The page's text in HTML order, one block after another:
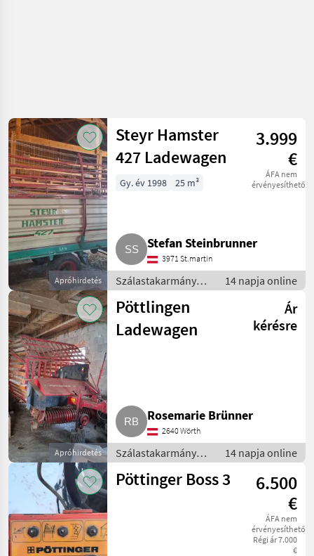
Apróhirdetés
Steyr Hamster
427 Ladewagen
3.999
€
ÁFA nem
érvényesíthető
Gy. év 1998 25 m³
Stefan Steinbrunner
3971 St.martin
Szálastakarmány
betakarítók /
Rendfelszedő
pótkocsi
14 napja online
Apróhirdetés
Pöttlingen
Ladewagen
Ár
kérésre
Rosemarie Brünner
2640 Wörth
Szálastakarmány
betakarítók /
Rendfelszedő
14 napja online
Pöttinger Boss 3
6.500
€
ÁFA nem
érvényesíthető
Régi ár 7.000
€